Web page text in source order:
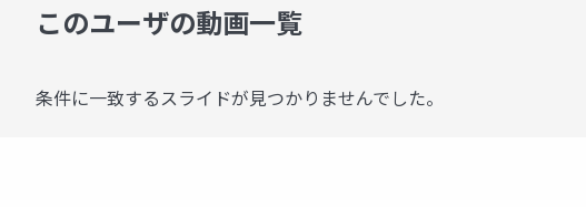
このユーザの動画一覧
条件に一致するスライドが見つかりませんでした。